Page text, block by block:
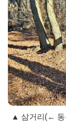
▲ 삼거리(← 동